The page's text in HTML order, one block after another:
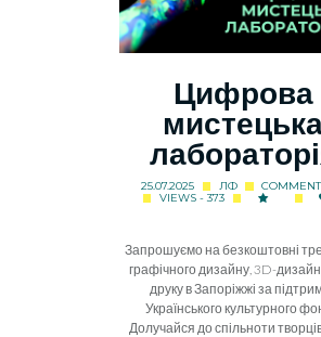
Цифрова
25.07.2025 ЛФ
VIEWS - 373
Запрошуємо на безкоштовні
графічного дизайну, 3D-
друку в Запоріжжі за
Українського культурного
Долучайся до спільноти